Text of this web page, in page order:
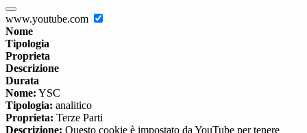
www.youtube.com
Nome
Tipologia
Proprieta
Descrizione
Durata
Nome: YSC
Tipologia: analitico
Proprieta: Terze Parti
Descrizione: Questo cookie è impostato da YouTube per tenere